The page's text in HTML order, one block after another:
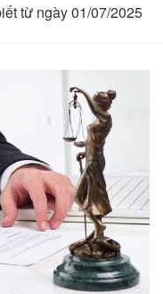
từ ngày 01/07/2025